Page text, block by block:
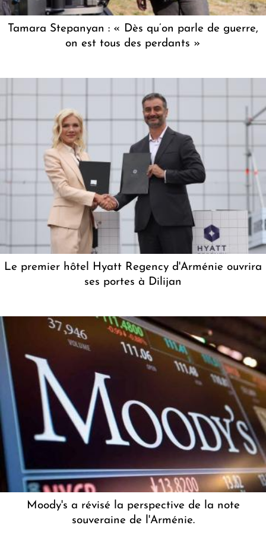
Tamara Stepanyan : « Dès qu’on parle de guerre,
on est tous des perdants »
Le premier hôtel Hyatt Regency d'Arménie ouvrira
ses portes à Dilijan
Moody's a révisé la perspective de la note
souveraine de l'Arménie.